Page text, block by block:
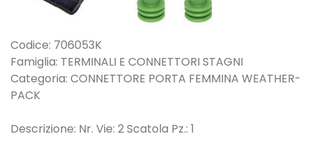
Codice: 706053K
Famiglia: TERMINALI E CONNETTORI STAGNI
Categoria: CONNETTORE PORTA FEMMINA WEATHER-
PACK
Descrizione: Nr. Vie: 2 Scatola Pz.: 1